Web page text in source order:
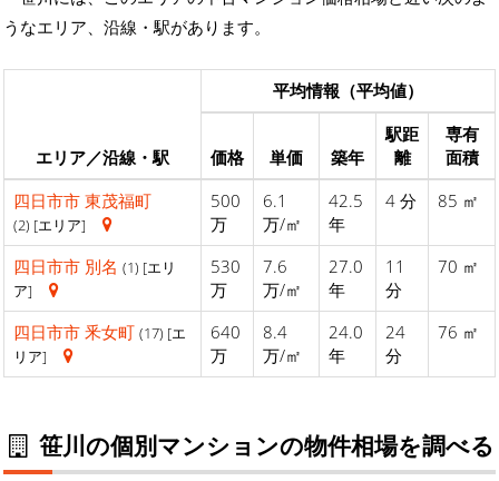
うなエリア、沿線・駅があります。
エリア／沿線・駅
平均情報（平均値）
価格 単価 築年
駅距
離
専有
面積
四日市市 東茂福町
(2) [エリア]
500
万
6.1
万/㎡
42.5
年
4 分 85 ㎡
四日市市 別名 (1) [エリ
ア]
530
万
7.6
万/㎡
27.0
年
11
分
70 ㎡
四日市市 釆女町 (17) [エ
リア]
640
万
8.4
万/㎡
24.0
年
24
分
76 ㎡
笹川の個別マンションの物件相場を調べる